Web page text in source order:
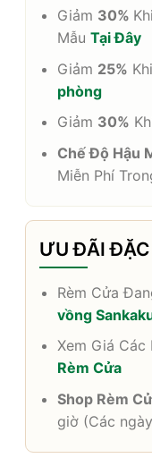
Giảm 30%
MẫuTại Đây
Giảm 25%
phòng
Giảm 30%
Chế Độ Hậu
Miễn Phí
ƯU ĐÃI ĐẶC
Rèm Cửa
vồng
Xem Giá Các
Rèm Cửa
Shop Rèm
giờ (Các